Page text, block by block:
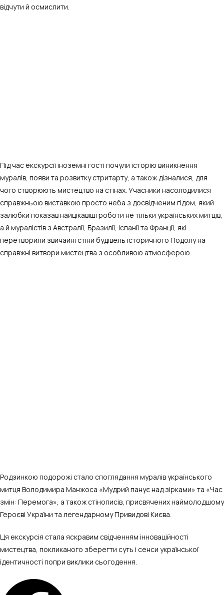
відчути й осмислити.
Під час екскурсії іноземні гості почули історію виникнення
муралів, появи та розвитку стритарту, а також дізналися, для
чого створюють мистецтво на стінах. Учасники насолодилися
справжньою виставкою просто неба з досвідченим гідом, який
залюбки показав найцікавіші роботи не тільки українських митців,
а й муралістів з Австралії, Бразилії, Іспанії та Франції, які
перетворили звичайні стіни будівель історичного Подолу на
справжні витвори мистецтва з особливою атмосферою.
Родзинкою подорожі стало споглядання муралів українського
митця Володимира Манжоса «Мудрий панує над зірками» та «Час
змін: Перемога», а також стінописів, присвячених наймолодшому
Героєві України та легендарному Привидові Києва.
Ця екскурсія стала яскравим свідченням інноваційності
мистецтва, покликаного зберегти суть і сенси української
ідентичності попри виклики сьогодення.